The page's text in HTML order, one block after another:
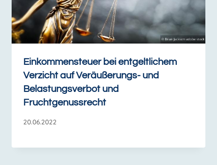
Einkommensteuer bei entgeltlichem
Verzicht auf Veräußerungs- und
Belastungsverbot und
Fruchtgenussrecht
20.06.2022